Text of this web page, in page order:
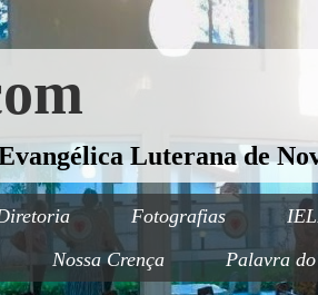
Luterana de
Fotografias
Nossa Crença Palavra